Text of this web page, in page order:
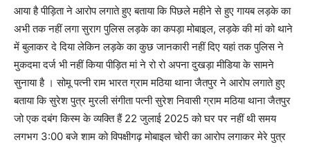
आया है पीड़िता ने आरोप लगाते हुए बताया कि पिछले महीने से हुए गायब लड़के का
अभी तक नहीं लगा सुराग पुलिस लड़के का कपड़ा मोबाइल, लड़के की मां को थाने
में बुलाकर दे दिया लेकिन लड़के का कुछ जानकारी नहीं दिए यहां तक पुलिस ने
मुकदमा दर्ज भी नहीं किया पीड़ित मां ने रो रो अपना दुखड़ा मीडिया के सामने
सुनाया है । सोमू पत्नी राम भारत ग्राम मठिया थाना जैतपुर ने आरोप लगाते हुए
बताया कि सुरेश पुत्र मुरली संगीता पत्नी सुरेश निवासी ग्राम मठिया थाना जैतपुर
जो एक दबंग किस्म के व्यक्ति हैं 22 जुलाई 2025 को घर पर नहीं थी समय
लगभग 3:00 बजे शाम को विपक्षीगढ़ मोबाइल चोरी का आरोप लगाकर मेरे पुत्र